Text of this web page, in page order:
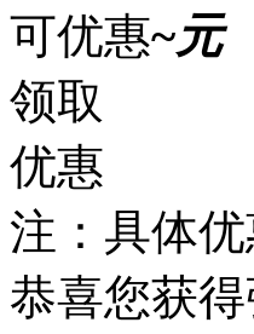
可优惠~元
领取
优惠
注：具体
恭喜您获得